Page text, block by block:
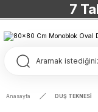
7
TÜRKİYE’NİN
TÜRKİYE’NİN
Anasayfa DUŞ TEKNESİ